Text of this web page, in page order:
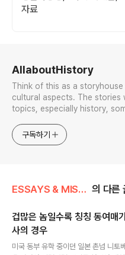
자료
AllaboutHistory
Think of this as a
cultural aspects. The stories
topics, especially history,
approach will be to resist any
generalized viewpoint
구독하기
ESSAYS & MISCELLANIES 의 다른
겁많은 놈일수록 칭칭 동여매
사의 경우
미국 동부 유학 중이던 일본 촌넘 니토